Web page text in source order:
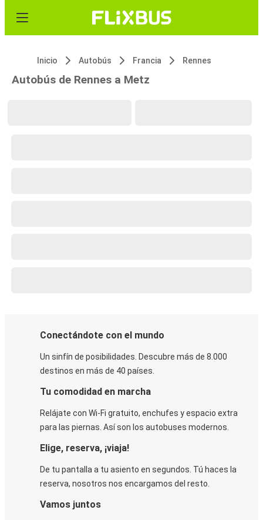
Inicio Autobús Francia Rennes
Autobús de Rennes a Metz
Conectándote con el mundo
Un sinfín de posibilidades. Descubre más de 8.000
destinos en más de 40 países.
Tu comodidad en marcha
Relájate con Wi-Fi gratuito, enchufes y espacio extra
para las piernas. Así son los autobuses modernos.
Elige, reserva, ¡viaja!
De tu pantalla a tu asiento en segundos. Tú haces la
reserva, nosotros nos encargamos del resto.
Vamos juntos